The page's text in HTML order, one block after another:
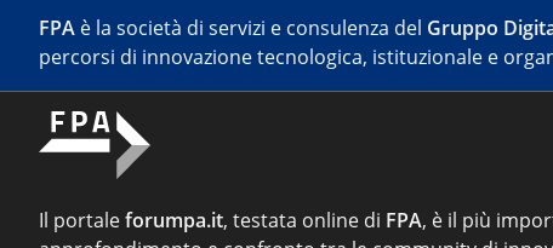
FPA è la società di servizi e consulenza del Gruppo
percorsi di innovazione tecnologica, istituzionale e
Il portaleforumpa.it, testata online di FPA, è il più